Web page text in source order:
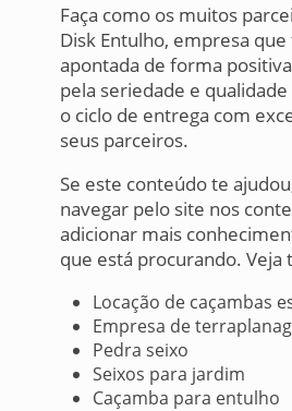
Faça como os muitos
Disk Entulho, empresa
apontada de forma
pela seriedade e
o ciclo de entrega com
seus parceiros.
Se este conteúdo te
navegar pelo site nos
adicionar mais
que está procurando. Veja
Locação de caçambas
Empresa de
Pedra seixo
Seixos para jardim
Caçamba para entulho